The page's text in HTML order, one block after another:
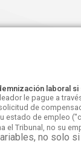
laboral si
le pague a
de
estado de empleo
el Tribunal, no su
no solo